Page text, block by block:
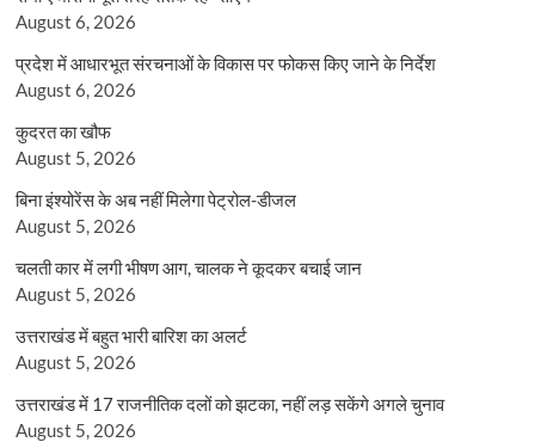
August 6, 2026
प्रदेश में आधारभूत संरचनाओं के विकास पर फोकस किए जाने के निर्देश
August 6, 2026
कुदरत का खौफ
August 5, 2026
बिना इंश्योरेंस के अब नहीं मिलेगा पेट्रोल-डीजल
August 5, 2026
चलती कार में लगी भीषण आग, चालक ने कूदकर बचाई जान
August 5, 2026
उत्तराखंड में बहुत भारी बारिश का अलर्ट
August 5, 2026
उत्तराखंड में 17 राजनीतिक दलों को झटका, नहीं लड़ सकेंगे अगले चुनाव
August 5, 2026